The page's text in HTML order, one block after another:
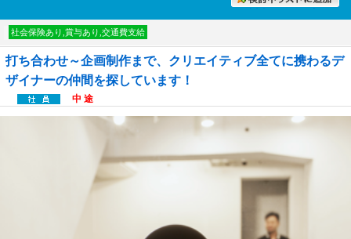
社会保険あり,賞与あり,交通費支給
打ち合わせ～企画制作まで、クリエイティブ全てに携わるデ
ザイナーの仲間を探しています！
中 途